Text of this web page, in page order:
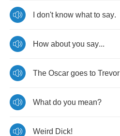
don't know what to say.
How about you say...
The Oscar goes to Trevor
What do you mean?
Weird Dick!